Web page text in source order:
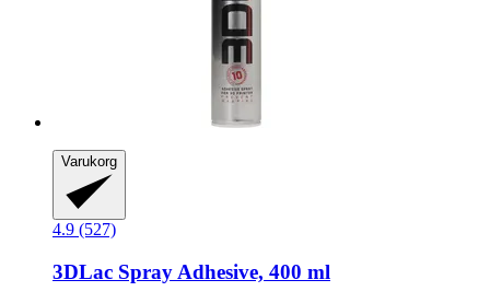
Varukorg
4.9 (527)
3DLac Spray Adhesive, 400 ml